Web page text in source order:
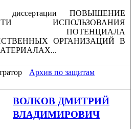
диссертации ПОВЫШЕНИЕ
ИСПОЛЬЗОВАНИЯ
ПОТЕНЦИАЛА
ОРГАНИЗАЦИЙ В
Архив по защитам
ВОЛКОВ ДМИТРИЙ
ВЛАДИМИРОВИЧ